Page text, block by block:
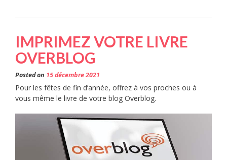
IMPRIMEZ VOTRE LIVRE
OVERBLOG
Posted on 15 décembre 2021
Pour les fêtes de fin d’année, offrez à vos proches ou à
vous même le livre de votre blog Overblog.